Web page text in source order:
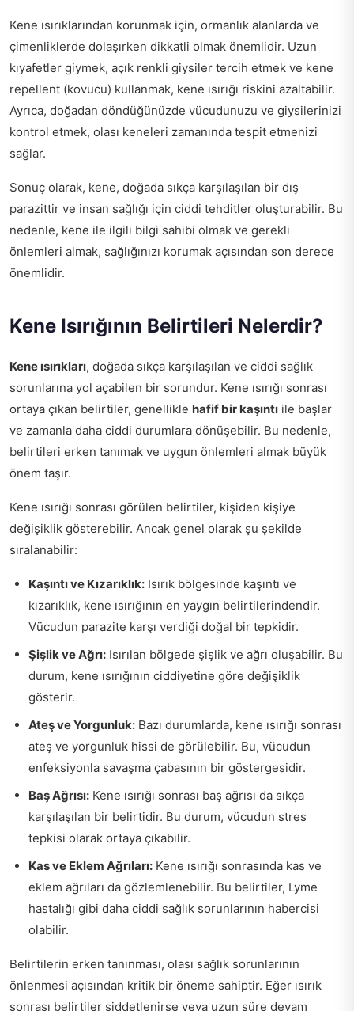
Kene ısırıklarından korunmak için, ormanlık alanlarda ve
çimenliklerde dolaşırken dikkatli olmak önemlidir. Uzun
kıyafetler giymek, açık renkli giysiler tercih etmek ve kene
repellent (kovucu) kullanmak, kene ısırığı riskini azaltabilir.
Ayrıca, doğadan döndüğünüzde vücudunuzu ve giysilerinizi
kontrol etmek, olası keneleri zamanında tespit etmenizi
sağlar.
Sonuç olarak, kene, doğada sıkça karşılaşılan bir dış
parazittir ve insan sağlığı için ciddi tehditler oluşturabilir. Bu
nedenle, kene ile ilgili bilgi sahibi olmak ve gerekli
önlemleri almak, sağlığınızı korumak açısından son derece
önemlidir.
Kene Isırığının Belirtileri Nelerdir?
Kene ısırıkları, doğada sıkça karşılaşılan ve ciddi sağlık
sorunlarına yol açabilen bir sorundur. Kene ısırığı sonrası
ortaya çıkan belirtiler, genellikle hafif bir kaşıntı ile başlar
ve zamanla daha ciddi durumlara dönüşebilir. Bu nedenle,
belirtileri erken tanımak ve uygun önlemleri almak büyük
önem taşır.
Kene ısırığı sonrası görülen belirtiler, kişiden kişiye
değişiklik gösterebilir. Ancak genel olarak şu şekilde
sıralanabilir:
Kaşıntı ve Kızarıklık: Isırık bölgesinde kaşıntı ve
kızarıklık, kene ısırığının en yaygın belirtilerindendir.
Vücudun parazite karşı verdiği doğal bir tepkidir.
Şişlik ve Ağrı: Isırılan bölgede şişlik ve ağrı oluşabilir. Bu
durum, kene ısırığının ciddiyetine göre değişiklik
gösterir.
Ateş ve Yorgunluk: Bazı durumlarda, kene ısırığı sonrası
ateş ve yorgunluk hissi de görülebilir. Bu, vücudun
enfeksiyonla savaşma çabasının bir göstergesidir.
Baş Ağrısı: Kene ısırığı sonrası baş ağrısı da sıkça
karşılaşılan bir belirtidir. Bu durum, vücudun stres
tepkisi olarak ortaya çıkabilir.
Kas ve Eklem Ağrıları: Kene ısırığı sonrasında kas ve
eklem ağrıları da gözlemlenebilir. Bu belirtiler, Lyme
hastalığı gibi daha ciddi sağlık sorunlarının habercisi
olabilir.
Belirtilerin erken tanınması, olası sağlık sorunlarının
önlenmesi açısından kritik bir öneme sahiptir. Eğer ısırık
sonrası belirtiler şiddetlenirse veya uzun süre devam